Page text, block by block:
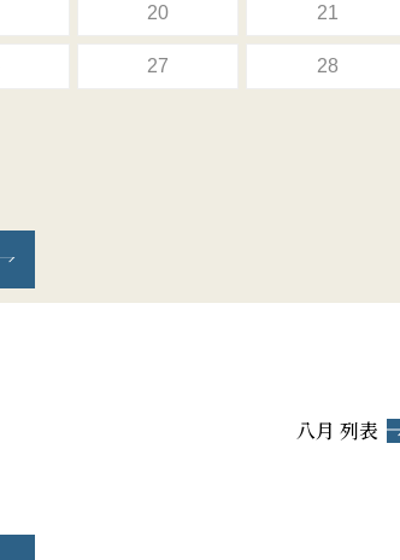
20 21
27 28
八月 列表